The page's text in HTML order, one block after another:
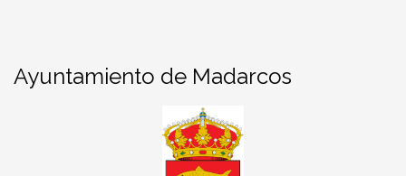
Ayuntamiento de Madarcos